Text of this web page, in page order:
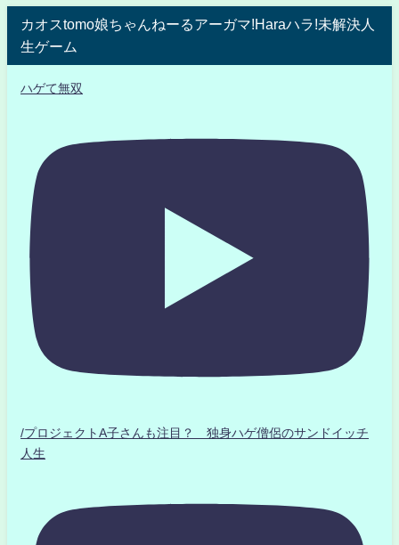
カオスtomo娘ちゃんねーるアーガマ!Haraハラ!未解決人
生ゲーム
ハゲて無双
/プロジェクトA子さんも注目？ 独身ハゲ僧侶のサンドイッチ
人生